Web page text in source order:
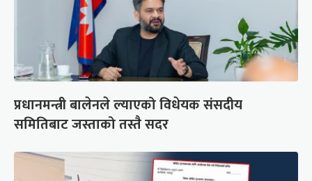
प्रधानमन्त्री बालेनले ल्याएको विधेयक संसदीय
समितिबाट जस्ताको तस्तै सदर